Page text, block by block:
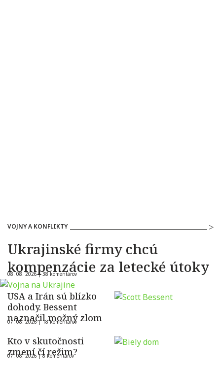
VOJNY A KONFLIKTY
Ukrajinské firmy chcú
kompenzácie za letecké útoky
08. 08. 2026 |38 komentárov
USA a Irán sú blízko
dohody. Bessent
naznačil možný zlom
07. 08. 2026 |18 komentárov
Kto v skutočnosti
zmení čí režim?
07. 08. 2026 |8 komentárov